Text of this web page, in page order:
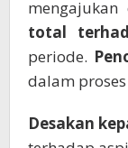
total
periode.
dalam
Desakan